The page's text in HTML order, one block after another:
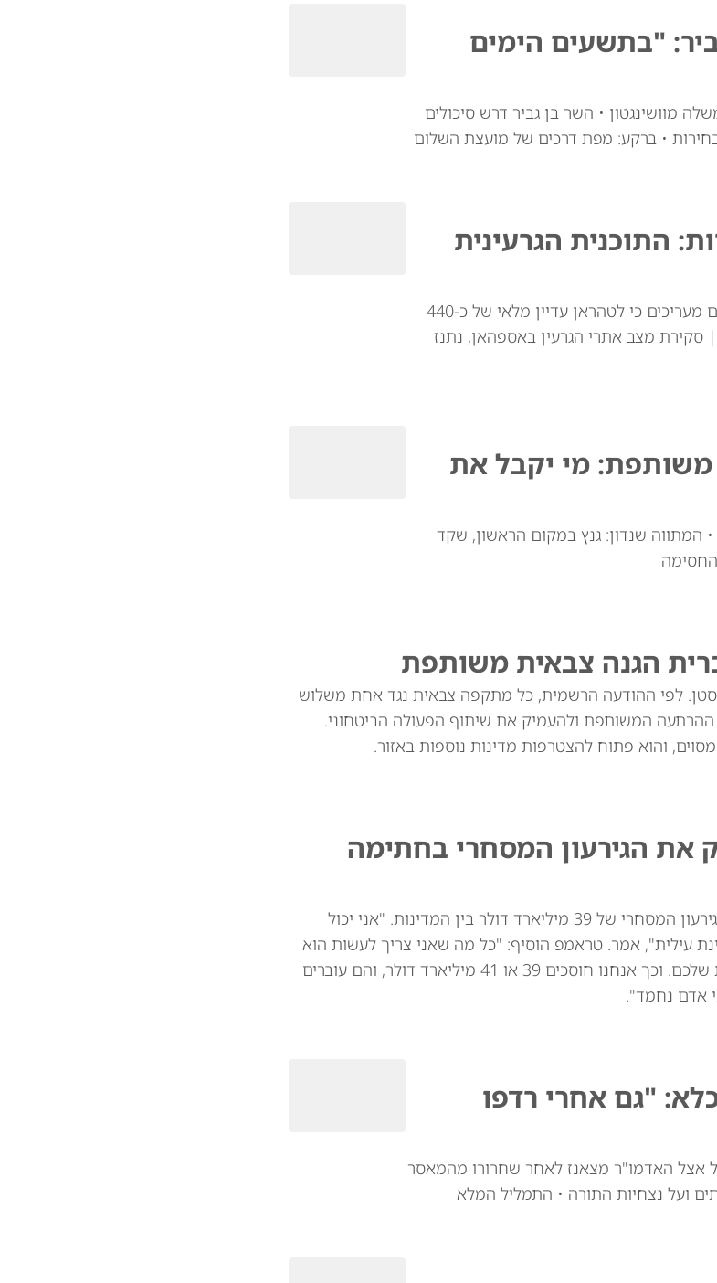
"בתשעים הימים
מוושינגטון • השר בן גביר דרש סיכולים
• ברקע: מפת דרכים של מועצת השלום
התוכנית הגרעינית
למרות התקיפות האמריקאיות באתרי ההעשרה המרכזיים, מומחים מעריכים כי לטהראן עדיין מלאי של כ-440
מצב אתרי הגרעין באספהאן, נתנז
מי יקבל את
המתווה שנדון: גנץ במקום הראשון, שקד
הגנה צבאית משותפת
לפי ההודעה הרשמית, כל מתקפה צבאית נגד אחת משלוש
המשותפת ולהעמיק את שיתוף הפעולה הביטחוני.
והוא פתוח להצטרפות מדינות נוספות באזור.
את הגירעון המסחרי בחתימה
נשיא ארה"ב דונלד טראמפ איים באופן מרומז על שוויץ בהקשר לגירעון המסחרי של 39 מיליארד דולר בין המדינות. "אני יכול
עילית", אמר. טראמפ הוסיף: "כל מה שאני צריך לעשות הוא
לומר: אני לא רוצה את השעונים שלכם. אני לא רוצה את הסחורות שלכם. וכך אנחנו חוסכים 39 או 41 מיליארד דולר, והם עוברים
אדם נחמד".
"גם אחרי רדפו
אצל האדמו"ר מצאנז לאחר שחרורו מהמאסר
ועל נצחיות התורה • התמליל המלא